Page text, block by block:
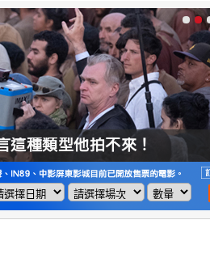
種類型他拍不來！